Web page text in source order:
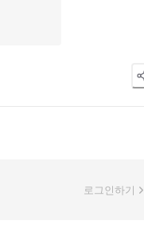
로그인하기